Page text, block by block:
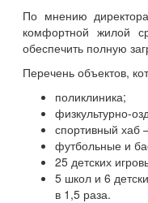
По мнению
комфортной жилой
обеспечить полную
Перечень объектов,
поликлиника;
физкультурно-
спортивный хаб
футбольные и
25 детских
5 школ и 6
в 1,5 раза.